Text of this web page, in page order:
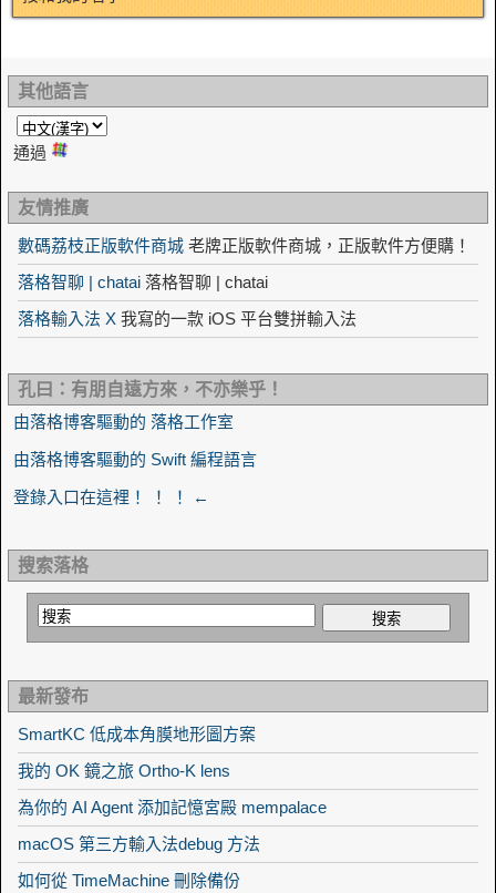
其他語言
通過
友情推廣
數碼荔枝正版軟件商城 老牌正版軟件商城，正版軟件方便購！
落格智聊 | chatai 落格智聊 | chatai
落格輸入法 X 我寫的一款 iOS 平台雙拼輸入法
孔曰：有朋自遠方來，不亦樂乎！
由落格博客驅動的 落格工作室
由落格博客驅動的 Swift 編程語言
登錄入口在這裡！ ！ ！ ←
搜索落格
最新發布
SmartKC 低成本角膜地形圖方案
我的 OK 鏡之旅 Ortho-K lens
為你的 AI Agent 添加記憶宮殿 mempalace
macOS 第三方輸入法debug 方法
如何從 TimeMachine 刪除備份